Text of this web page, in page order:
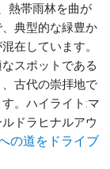
熱帯雨林を曲が
典型的な緑豊か
在しています。
スポットである
古代の崇拝地で
。ハイライト:マ
ドラヒナルアウ
の道をドライブ